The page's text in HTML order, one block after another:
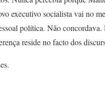
executivo socialista vai no
política. Não concordava.
reside no facto dos